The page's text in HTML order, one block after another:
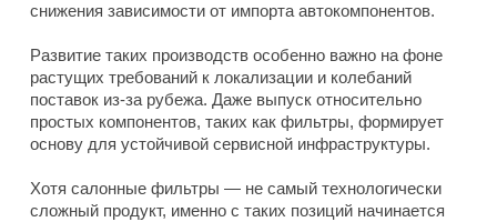
снижения зависимости от импорта автокомпонентов.
Развитие таких производств особенно важно на фоне
растущих требований к локализации и колебаний
поставок из-за рубежа. Даже выпуск относительно
простых компонентов, таких как фильтры, формирует
основу для устойчивой сервисной инфраструктуры.
Хотя салонные фильтры — не самый технологически
сложный продукт, именно с таких позиций начинается